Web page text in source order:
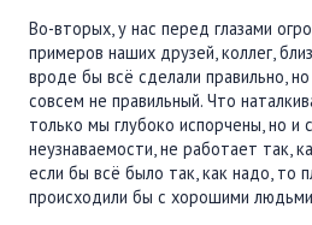
Во-вторых, у нас перед глазами
примеров наших друзей, коллег,
вроде бы всё сделали правильно,
совсем не правильный. Что
только мы глубоко испорчены, но и
неузнаваемости, не работает так,
если бы всё было так, как надо, то
происходили бы с хорошими